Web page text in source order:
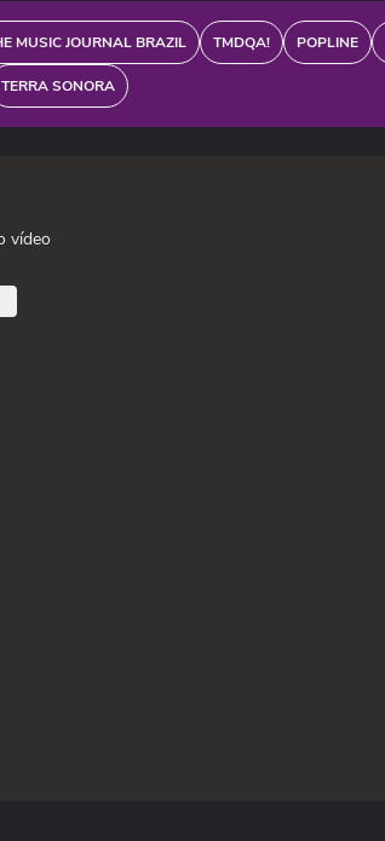
MUSIC JOURNAL BRAZIL TMDQA! POPLINE
TERRA SONORA
vídeo